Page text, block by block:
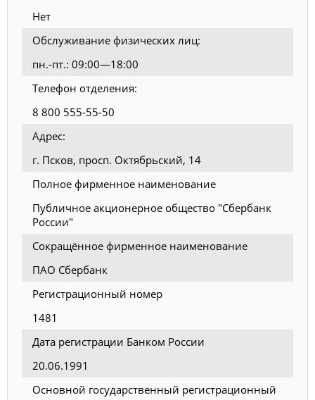
Нет
Обслуживание физических лиц:
пн.-пт.: 09:00—18:00
Телефон отделения:
8 800 555-55-50
Адрес:
г. Псков, просп. Октябрьский, 14
Полное фирменное наименование
Публичное акционерное общество "Сбербанк
России"
Сокращённое фирменное наименование
ПАО Сбербанк
Регистрационный номер
1481
Дата регистрации Банком России
20.06.1991
Основной государственный регистрационный